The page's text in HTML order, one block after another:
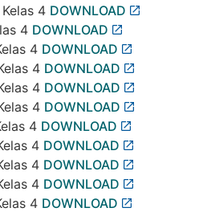
4 DOWNLOAD
4 DOWNLOAD
4 DOWNLOAD
4 DOWNLOAD
4 DOWNLOAD
4 DOWNLOAD
4 DOWNLOAD
4 DOWNLOAD
4 DOWNLOAD
4 DOWNLOAD
4 DOWNLOAD